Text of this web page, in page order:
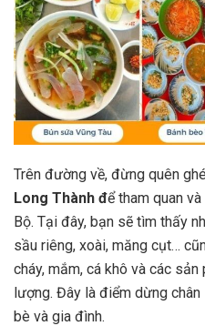
Trên đường về, đừng quên
Long Thành để tham quan
Bộ. Tại đây, bạn sẽ tìm thấy
sầu riêng, xoài, măng cụt…
cháy, mắm, cá khô và các
lượng. Đây là điểm dừng
bè và gia đình.